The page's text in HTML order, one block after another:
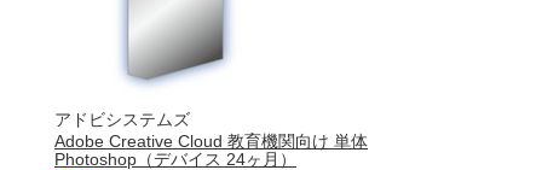
アドビシステムズ
Adobe Creative Cloud 教育機関向け 単体
Photoshop（デバイス 24ヶ月）